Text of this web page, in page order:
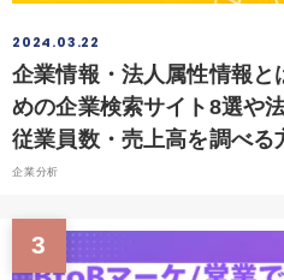
2024.03.22
企業情報・法人属性情報と
めの企業検索サイト8選や
従業員数・売上高を調べる
企業分析
3